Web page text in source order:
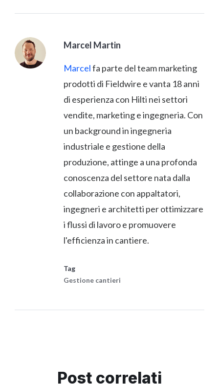
Marcel Martin
Marcelfa parte del team marketing
prodotti di Fieldwire e vanta 18 anni
di esperienza con Hilti nei settori
vendite, marketing e ingegneria. Con
un background in ingegneria
industriale e gestione della
produzione, attinge a una profonda
conoscenza del settore nata dalla
collaborazione con appaltatori,
ingegneri e architetti per ottimizzare
i flussi di lavoro e promuovere
l'efficienza in cantiere.
Tag
Gestione cantieri
Post correlati